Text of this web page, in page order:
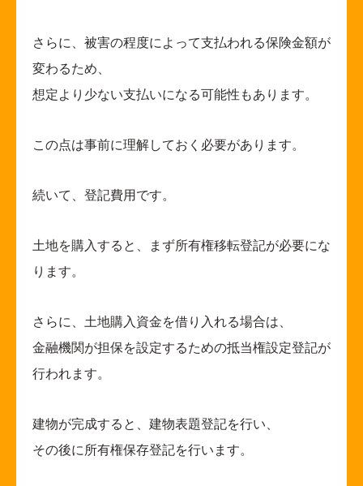
さらに、被害の程度によって支払われる保険金額が
変わるため、
想定より少ない支払いになる可能性もあります。
この点は事前に理解しておく必要があります。
続いて、登記費用です。
土地を購入すると、まず所有権移転登記が必要にな
ります。
さらに、土地購入資金を借り入れる場合は、
金融機関が担保を設定するための抵当権設定登記が
行われます。
建物が完成すると、建物表題登記を行い、
その後に所有権保存登記を行います。